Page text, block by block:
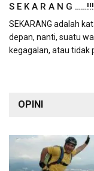
S E K A R A N G ……!!!
SEKARANG adalah
depan, nanti, suatu
kegagalan, atau tidak
OPINI